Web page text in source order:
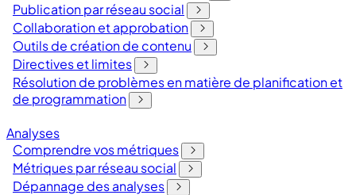
Publication par réseau social
Collaboration et approbation
Outils de création de contenu
Directives et limites
Résolution de problèmes en matière de planification et
de programmation
Analyses
Comprendre vos métriques
Métriques par réseau social
Dépannage des analyses